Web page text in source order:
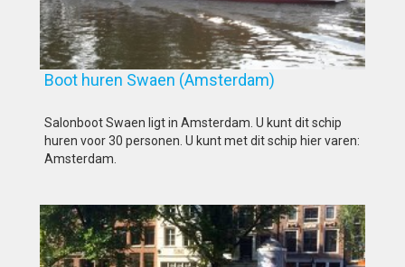
Boot huren Swaen (Amsterdam)
Salonboot Swaen ligt in Amsterdam. U kunt dit schip
huren voor 30 personen. U kunt met dit schip hier varen:
Amsterdam.